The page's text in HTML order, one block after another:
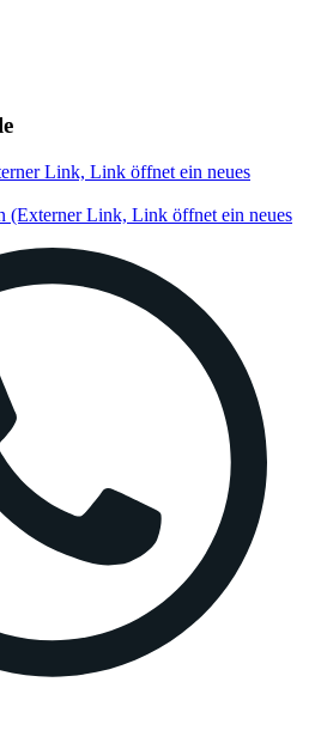
Link, Link öffnet ein neues
(Externer Link, Link öffnet ein neues